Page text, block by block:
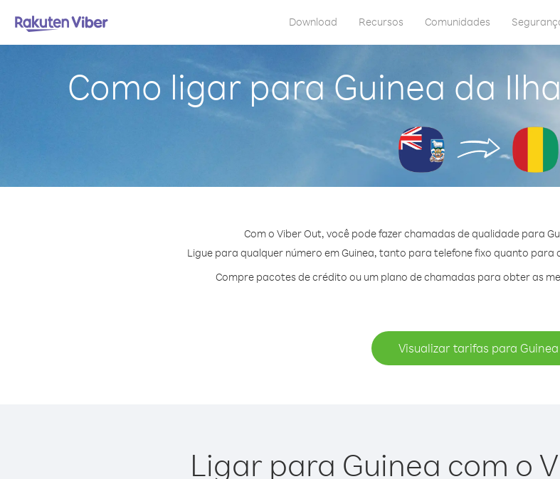
Download Recursos Comunidades
Como ligar para Guinea da
Com o Viber Out, você pode fazer chamadas de qualidade para
Ligue para qualquer número em Guinea, tanto para telefone fixo quanto
Compre pacotes de crédito ou um plano de chamadas para obter as
Visualizar tarifas para Guinea
Ligar para Guinea com o